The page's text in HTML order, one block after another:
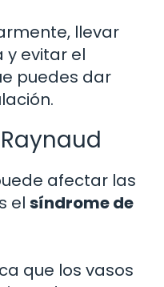
llevar
y evitar el
puedes dar
afectar las
el síndrome de
que los vasos